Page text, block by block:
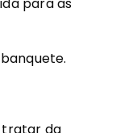
para as